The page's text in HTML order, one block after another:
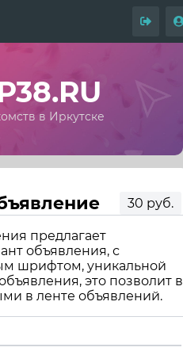
в Иркутске
30 руб.
предлагает
объявления, с
шрифтом, уникальной
это позволит
в ленте объявлений.